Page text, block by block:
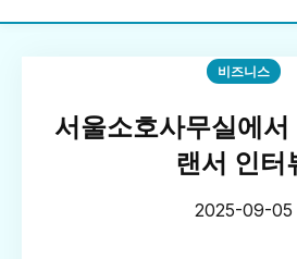
비즈니스
서울소호사무실에서
랜서 인터
2025-09-05